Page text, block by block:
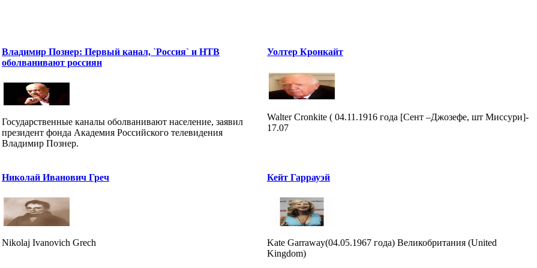
Владимир Познер: Первый канал, `Россия` и НТВ
оболванивают россиян
Государственные каналы оболванивают население, заявил
президент фонда Академия Российского телевидения
Владимир Познер.
Уолтер Кронкайт
Walter Cronkite ( 04.11.1916 года [Сент –Джозефе, шт Миссури]-
17.07
Николай Иванович Греч
Nikolaj Ivanovich Grech
Кейт Гаррауэй
Kate Garraway(04.05.1967 года) Великобритания (United
Kingdom)